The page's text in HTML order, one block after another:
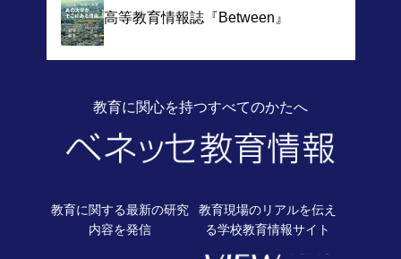
高等教育情報誌『Between』
教育に関心を持つすべてのかたへ
教育に関する最新の研究
内容を発信
教育現場のリアルを伝え
る学校教育情報サイト